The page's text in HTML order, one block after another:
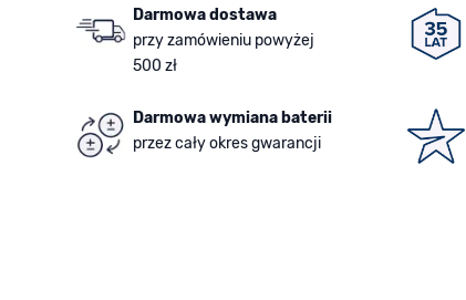
Darmowa dostawa
przy zamówieniu powyżej
500 zł
Darmowa wymiana baterii
przez cały okres gwarancji